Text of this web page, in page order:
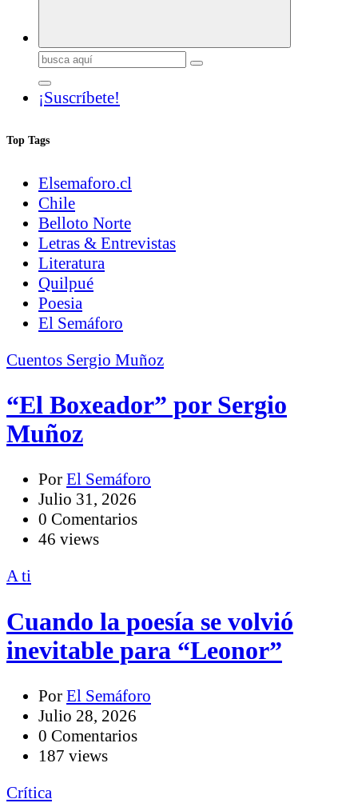
Buscar:
¡Suscríbete!
Top Tags
Elsemaforo.cl
Chile
Belloto Norte
Letras & Entrevistas
Literatura
Quilpué
Poesia
El Semáforo
Cuentos Sergio Muñoz
“El Boxeador” por Sergio
Muñoz
Por El Semáforo
Julio 31, 2026
0 Comentarios
46 views
A ti
Cuando la poesía se volvió
inevitable para “Leonor”
Por El Semáforo
Julio 28, 2026
0 Comentarios
187 views
Crítica